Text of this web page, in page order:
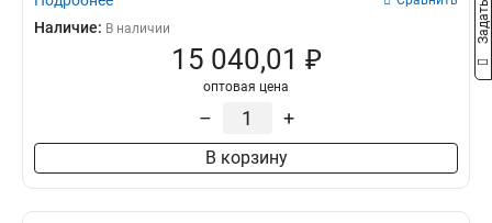
Наличие: В наличии
15 040,01 ₽
оптовая цена
– +
В корзину